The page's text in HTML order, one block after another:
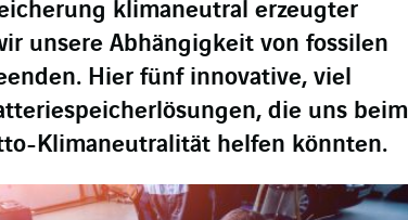
klimaneutral erzeugter
unsere Abhängigkeit von fossilen
Hier fünf innovative, viel
die uns beim
Klimaneutralität helfen könnten.